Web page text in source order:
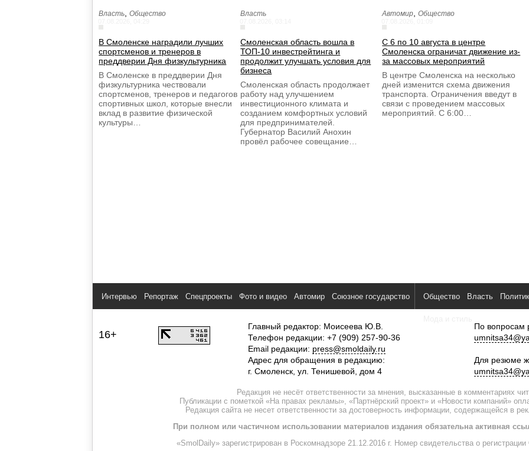
Власть ,Общество
В Смоленске наградили лучших
спортсменов и тренеров в
преддверии Дня физкультурника
В Смоленске в преддверии Дня
физкультурника чествовали
спортсменов, тренеров и педагогов
спортивных школ, которые внесли
вклад в развитие физической
культуры…
Власть
Смоленская область вошла в
ТОП-10 инвестрейтинга и
продолжит улучшать условия для
бизнеса
Смоленская область продолжает
работу над улучшением
инвестиционного климата и
созданием комфортных условий
для предпринимателей.
Губернатор Василий Анохин
провёл рабочее совещание…
Автомир ,Общество
С 6 по 10 августа в центре
Смоленска ограничат движение из-
за массовых мероприятий
В центре Смоленска на несколько
дней изменится схема движения
транспорта. Ограничения введут в
связи с проведением массовых
мероприятий. С 6:00…
Интервью Репортаж Спецпроекты Фото и видео Автомир Союзное государство Общество Власть
16+
Главный редактор: Моисеева Ю.В.
Телефон редакции: +7 (909) 257-90-36
Email редакции: press@smoldaily.ru
Адрес для обращения в редакцию:
г. Смоленск, ул. Тенишевой, дом 4
По вопросам
Для резюме
Редакция не несёт ответственности за мнения, высказанные в комментариях
Публикации с пометкой «На правах рекламы», «Партнёрский проект» и «Новости компаний»
Редакция сайта не несет ответственности за достоверность информации, содержащейся в
При полном или частичном использовании материалов издания обязательна активная
«SmolDaily» зарегистрирован в Роскомнадзоре 21.12.2016 г. Номер свидетельства о